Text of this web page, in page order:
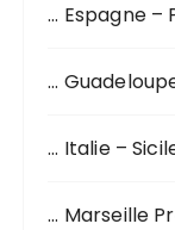
… Espagne –
…
… Italie –
… Marseille